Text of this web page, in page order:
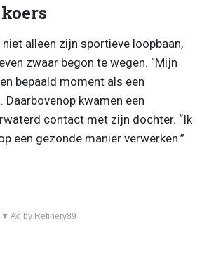
alleen zijn sportieve loopbaan,
zwaar begon te wegen. “Mijn
bepaald moment als een
Daarbovenop kwamen een
contact met zijn dochter. “Ik
een gezonde manier verwerken.”
▼ Ad by Refinery89